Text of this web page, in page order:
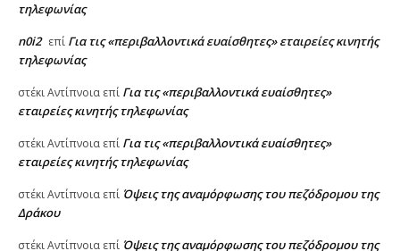
τηλεφωνίας
n0i2 επί Για τις «περιβαλλοντικά ευαίσθητες» εταιρείες κινητής
τηλεφωνίας
στέκι Αντίπνοια επί Για τις «περιβαλλοντικά ευαίσθητες»
εταιρείες κινητής τηλεφωνίας
στέκι Αντίπνοια επί Για τις «περιβαλλοντικά ευαίσθητες»
εταιρείες κινητής τηλεφωνίας
στέκι Αντίπνοια επί Όψεις της αναμόρφωσης του πεζόδρομου της
Δράκου
στέκι Αντίπνοια επί Όψεις της αναμόρφωσης του πεζόδρομου της